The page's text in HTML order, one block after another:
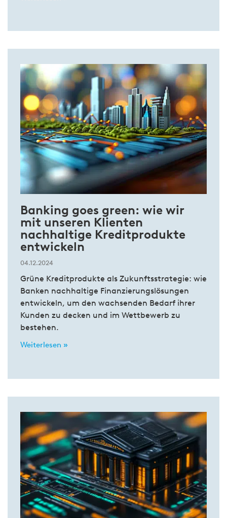
Banking goes green: wie wir
mit unseren Klienten
nachhaltige Kreditprodukte
entwickeln
04.12.2024
Grüne Kreditprodukte als Zukunftsstrategie: wie
Banken nachhaltige Finanzierungslösungen
entwickeln, um den wachsenden Bedarf ihrer
Kunden zu decken und im Wettbewerb zu
bestehen.
Weiterlesen »